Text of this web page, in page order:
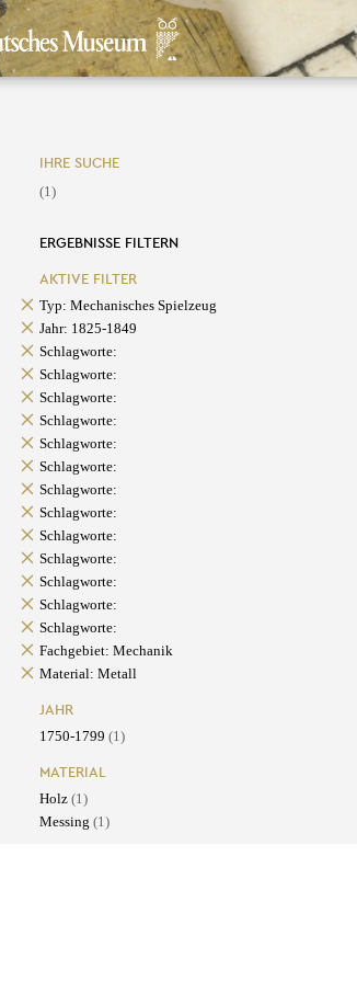
IHRE SUCHE
(1)
ERGEBNISSE FILTERN
AKTIVE FILTER
Typ: Mechanisches Spielzeug
Jahr: 1825-1849
Schlagworte:
Schlagworte:
Schlagworte:
Schlagworte:
Schlagworte:
Schlagworte:
Schlagworte:
Schlagworte:
Schlagworte:
Schlagworte:
Schlagworte:
Schlagworte:
Schlagworte:
Fachgebiet: Mechanik
Material: Metall
JAHR
1750-1799 (1)
MATERIAL
Holz (1)
Messing (1)